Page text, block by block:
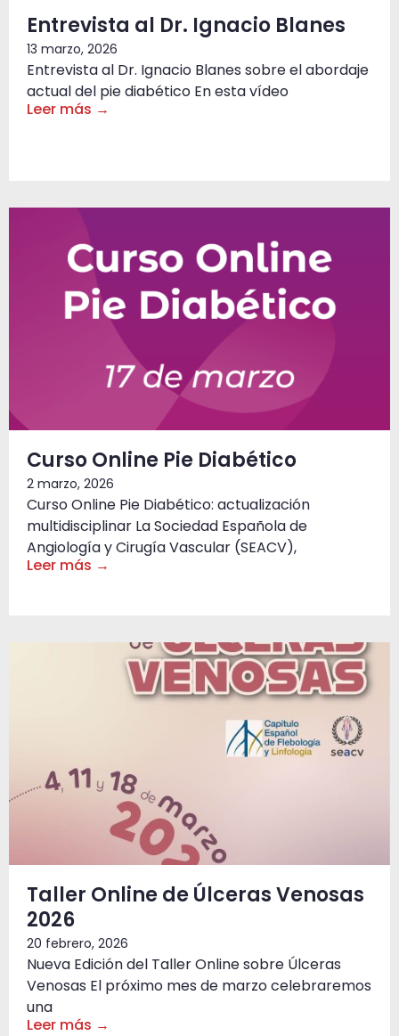
Entrevista al Dr. Ignacio Blanes
13 marzo, 2026
Entrevista al Dr. Ignacio Blanes sobre el abordaje
actual del pie diabético En esta vídeo
Leer más →
Curso Online Pie Diabético
2 marzo, 2026
Curso Online Pie Diabético: actualización
multidisciplinar La Sociedad Española de
Angiología y Cirugía Vascular (SEACV),
Leer más →
Taller Online de Úlceras Venosas
2026
20 febrero, 2026
Nueva Edición del Taller Online sobre Úlceras
Venosas El próximo mes de marzo celebraremos
una
Leer más →